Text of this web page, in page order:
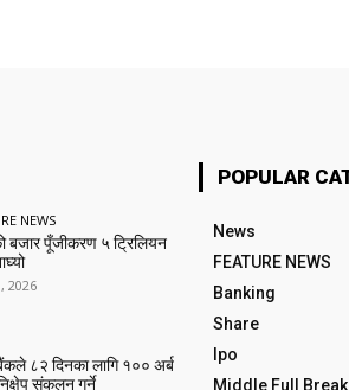
NEWS
बजार पूँजीकरण ५ ट्रिलियन
2026
८२ दिनका लागि १०० अर्ब
संकलन गर्ने
POPULAR
News
FEATURE NEWS
Banking
Share
Ipo
Middle Full